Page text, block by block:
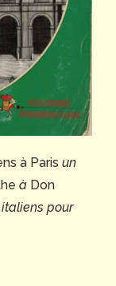
à Paris un
à Don
pour